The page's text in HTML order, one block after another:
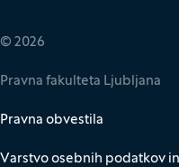
© 2026
Pravna fakulteta Ljubljana
Pravna obvestila
Varstvo osebnih podatkov